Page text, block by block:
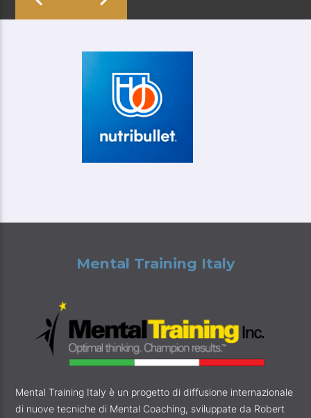
Mental Training Italy
Mental Training Italy è un progetto di diffusione internazionale
di nuove tecniche di Mental Coaching, sviluppate da Robert